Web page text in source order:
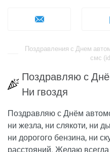
Поздравления с Днем
смс
Поздравляю с
Ни гвоздя
Поздравляю с Днём
ни жезла, ни слякоти, ни
ни дорогого бензина, ни
расстояний. Желаю